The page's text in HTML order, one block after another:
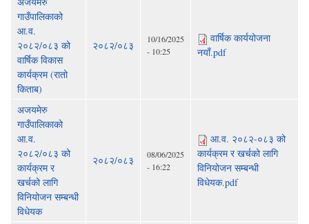
गाउँपालिकाको
आ.व.
२०८२/०८३ को
वार्षिक विकास
कार्यक्रम (रातो
किताब)
२०८२/०८३
10/16/2025
- 10:25
वार्षिक कार्ययोजना
नयाँ.pdf
अजयमेरु
गाउँपालिकाको
आ.व.
२०८२/०८३ को
कार्यक्रम र
खर्चको लागि
विनियोजन सम्बन्धी
विधेयक
२०८२/०८३
08/06/2025
- 16:22
आ.व. २०८२-०८३ को
कार्यक्रम र खर्चको लागि
विनियोजन सम्बन्धी
विधेयक.pdf